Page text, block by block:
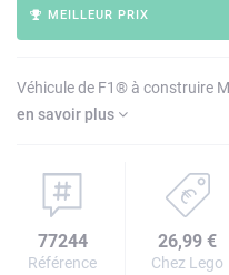
MEILLEUR PRIX
Véhicule de F1® à construire
en savoir plus
77244
Référence
26,99 €
Chez Lego